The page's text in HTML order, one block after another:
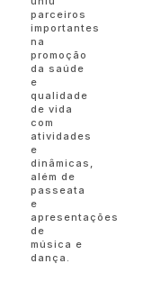
parceiros
importantes
na
promoção
da saúde
e
qualidade
de vida
com
atividades
e
dinâmicas,
além de
passeata
e
apresentações
de
música e
dança.